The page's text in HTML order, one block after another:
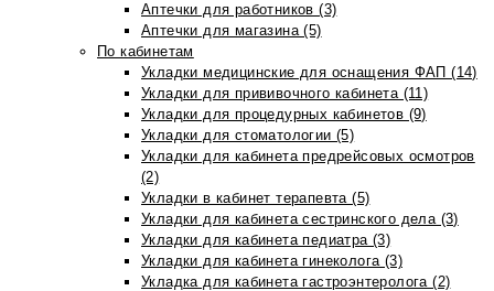
Аптечки для работников (3)
Аптечки для магазина (5)
По кабинетам
Укладки медицинские для оснащения ФАП (14)
Укладки для прививочного кабинета (11)
Укладки для процедурных кабинетов (9)
Укладки для стоматологии (5)
Укладки для кабинета предрейсовых осмотров
(2)
Укладки в кабинет терапевта (5)
Укладки для кабинета сестринского дела (3)
Укладки для кабинета педиатра (3)
Укладки для кабинета гинеколога (3)
Укладка для кабинета гастроэнтеролога (2)